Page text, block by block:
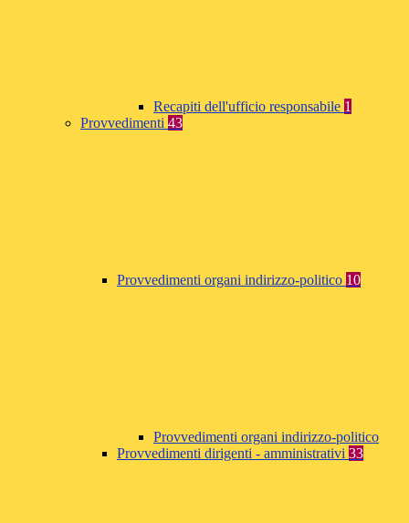
Recapiti dell'ufficio responsabile 1
Provvedimenti 43
Provvedimenti organi indirizzo-politico 10
Provvedimenti organi indirizzo-politico
Provvedimenti dirigenti - amministrativi 33